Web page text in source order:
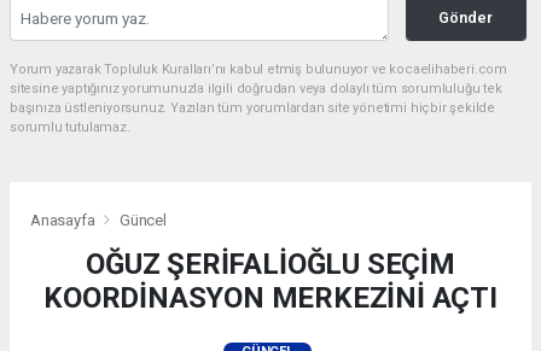
Gönder
Yorum yazarak Topluluk Kuralları’nı kabul etmiş bulunuyor ve kocaelihaberi.com
sitesine yaptığınız yorumunuzla ilgili doğrudan veya dolaylı tüm sorumluluğu tek
başınıza üstleniyorsunuz. Yazılan tüm yorumlardan site yönetimi hiçbir şekilde
sorumlu tutulamaz.
Anasayfa Güncel
OĞUZ ŞERİFALİOĞLU SEÇİM
KOORDİNASYON MERKEZİNİ AÇTI